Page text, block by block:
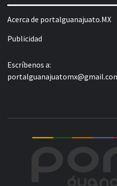
Acerca de portalguanajuato.MX
Publicidad
Escríbenos a: